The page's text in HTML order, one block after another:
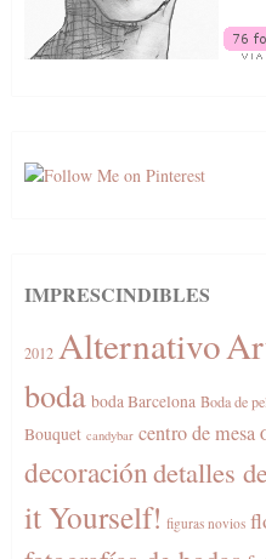
IMPRESCINDIBLES
2012 Alternativo
boda boda Barcelona Boda de
Bouquet candybar centro de mesa
decoracióndetalles
it Yourself! figuras novios